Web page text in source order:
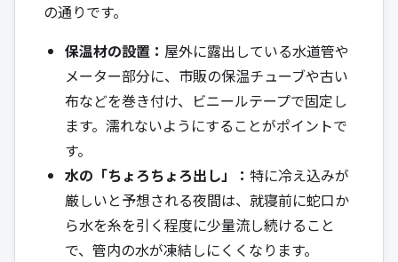
の通りです。
保温材の設置： 屋外に露出している水道管や
メーター部分に、市販の保温チューブや古い
布などを巻き付け、ビニールテープで固定し
ます。濡れないようにすることがポイントで
す。
水の「ちょろちょろ出し」： 特に冷え込みが
厳しいと予想される夜間は、就寝前に蛇口か
ら水を糸を引く程度に少量流し続けること
で、管内の水が凍結しにくくなります。